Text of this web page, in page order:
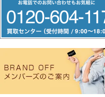
リ
ー
ヤ